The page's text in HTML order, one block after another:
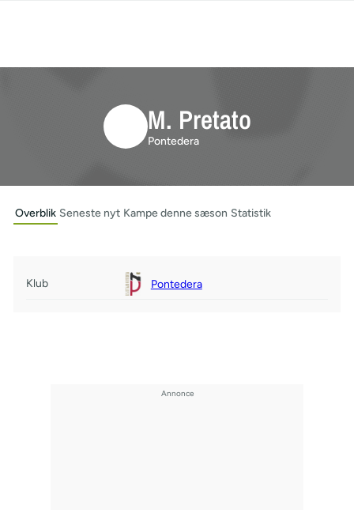
M. Pretato
Pontedera
Overblik Seneste nyt Kampe denne sæson Statistik
Klub Pontedera